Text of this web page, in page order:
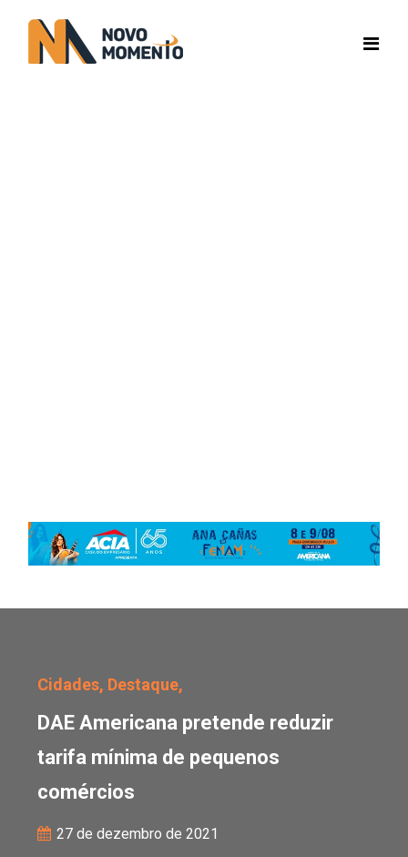
Cidades, Destaque,
DAE Americana pretende reduzir
tarifa mínima de pequenos
comércios
27 de dezembro de 2021